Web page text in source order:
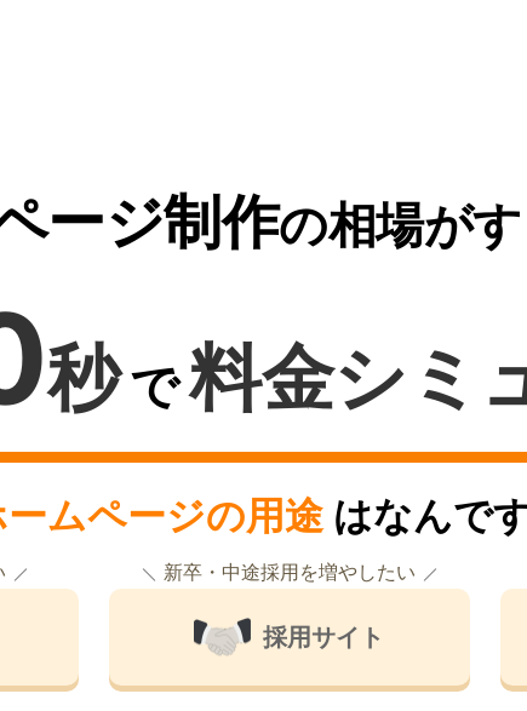
ージ制作の相場が
秒で料金シミ
ムページの用途はなんで
新卒・中途採用を増やしたい
採用サイト